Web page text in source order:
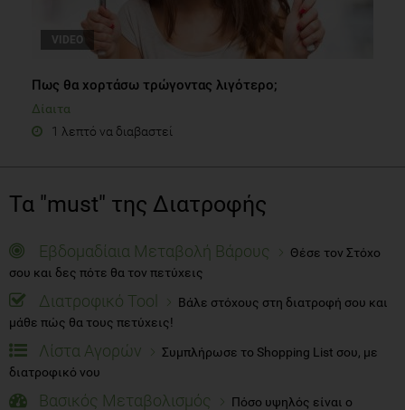
VIDEO
Πως θα χορτάσω τρώγοντας λιγότερο;
Δίαιτα
1 λεπτό να διαβαστεί
Τα "must" της Διατροφής
Εβδομαδίαια Μεταβολή Βάρους
Θέσε τον Στόχο
σου και δες πότε θα τον πετύχεις
Διατροφικό Tool
Βάλε στόχους στη διατροφή σου και
μάθε πώς θα τους πετύχεις!
Λίστα Αγορών
Συμπλήρωσε το Shopping List σου, με
διατροφικό νου
Βασικός Μεταβολισμός Πόσο υψηλός είναι ο